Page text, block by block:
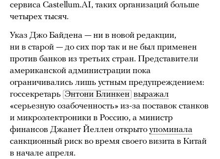
сервиса Castellum.AI, таких организаций больше
четырех тысяч.
Указ Джо Байдена — ни в новой редакции,
ни в старой — до сих пор так и не был применен
против банков из третьих стран. Представители
американской администрации пока
ограничивались лишь устным предупреждением:
госсекретарь Энтони Блинкен выражал
«серьезную озабоченность» из-за поставок станков
и микроэлектроники в Россию, а министр
финансов Джанет Йеллен открыто упоминала
санкционный риск во время своего визита в Китай
в начале апреля.